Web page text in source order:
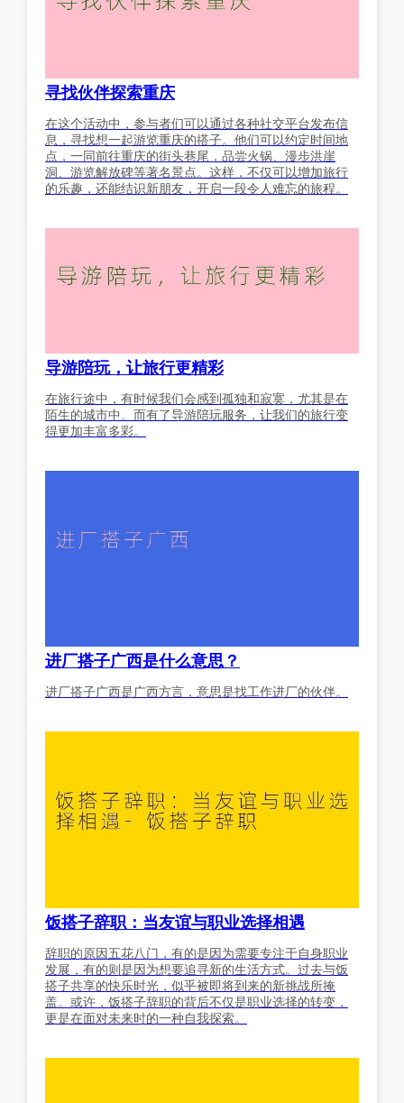
寻找伙伴探索重庆
在这个活动中，参与者们可以通过各种社交平台发布信
息，寻找想一起游览重庆的搭子。他们可以约定时间地
点，一同前往重庆的街头巷尾，品尝火锅、漫步洪崖
洞、游览解放碑等著名景点。这样，不仅可以增加旅行
的乐趣，还能结识新朋友，开启一段令人难忘的旅程。
导游陪玩，让旅行更精彩
在旅行途中，有时候我们会感到孤独和寂寞，尤其是在
陌生的城市中。而有了导游陪玩服务，让我们的旅行变
得更加丰富多彩。
进厂搭子广西是什么意思？
进厂搭子广西是广西方言，意思是找工作进厂的伙伴。
饭搭子辞职：当友谊与职业选择相遇
辞职的原因五花八门，有的是因为需要专注于自身职业
发展，有的则是因为想要追寻新的生活方式。过去与饭
搭子共享的快乐时光，似乎被即将到来的新挑战所掩
盖。或许，饭搭子辞职的背后不仅是职业选择的转变，
更是在面对未来时的一种自我探索。